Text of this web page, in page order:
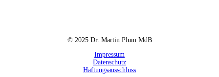
© 2025 Dr. Martin Plum MdB
Impressum
Datenschutz
Haftungsausschluss